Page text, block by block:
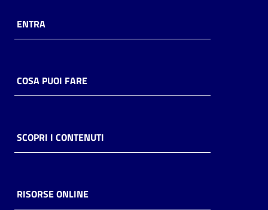
ENTRA
COSA PUOI FARE
SCOPRI I CONTENUTI
RISORSE ONLINE